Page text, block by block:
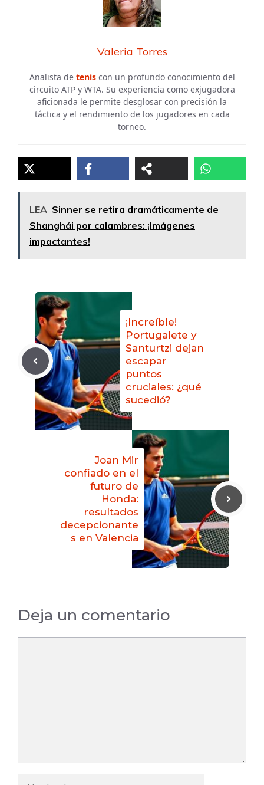
Valeria Torres
Analista de teniscon un profundo conocimiento del
circuito ATP y WTA. Su experiencia como exjugadora
aficionada le permite desglosar con precisión la
táctica y el rendimiento de los jugadores en cada
torneo.
LEA Sinner se retira dramáticamente de
Shanghái por calambres: ¡Imágenes
impactantes!
¡Increíble!
Portugalete y
Santurtzi dejan
escapar
puntos
cruciales: ¿qué
sucedió?
Joan Mir
confiado en el
futuro de
Honda:
resultados
decepcionante
s en Valencia
Deja un comentario